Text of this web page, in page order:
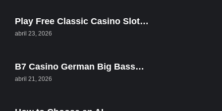
Play Free Classic Casino Slot…
abril 23, 2026
B7 Casino German Big Bass…
abril 21, 2026